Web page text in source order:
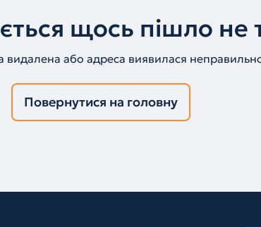
щось пішло не
видалена або адреса виявилася
Повернутися на головну